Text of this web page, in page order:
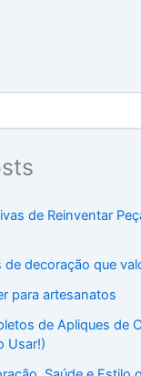
de Reinventar
de decoração que
para artesanatos
de Apliques de
Usar!)